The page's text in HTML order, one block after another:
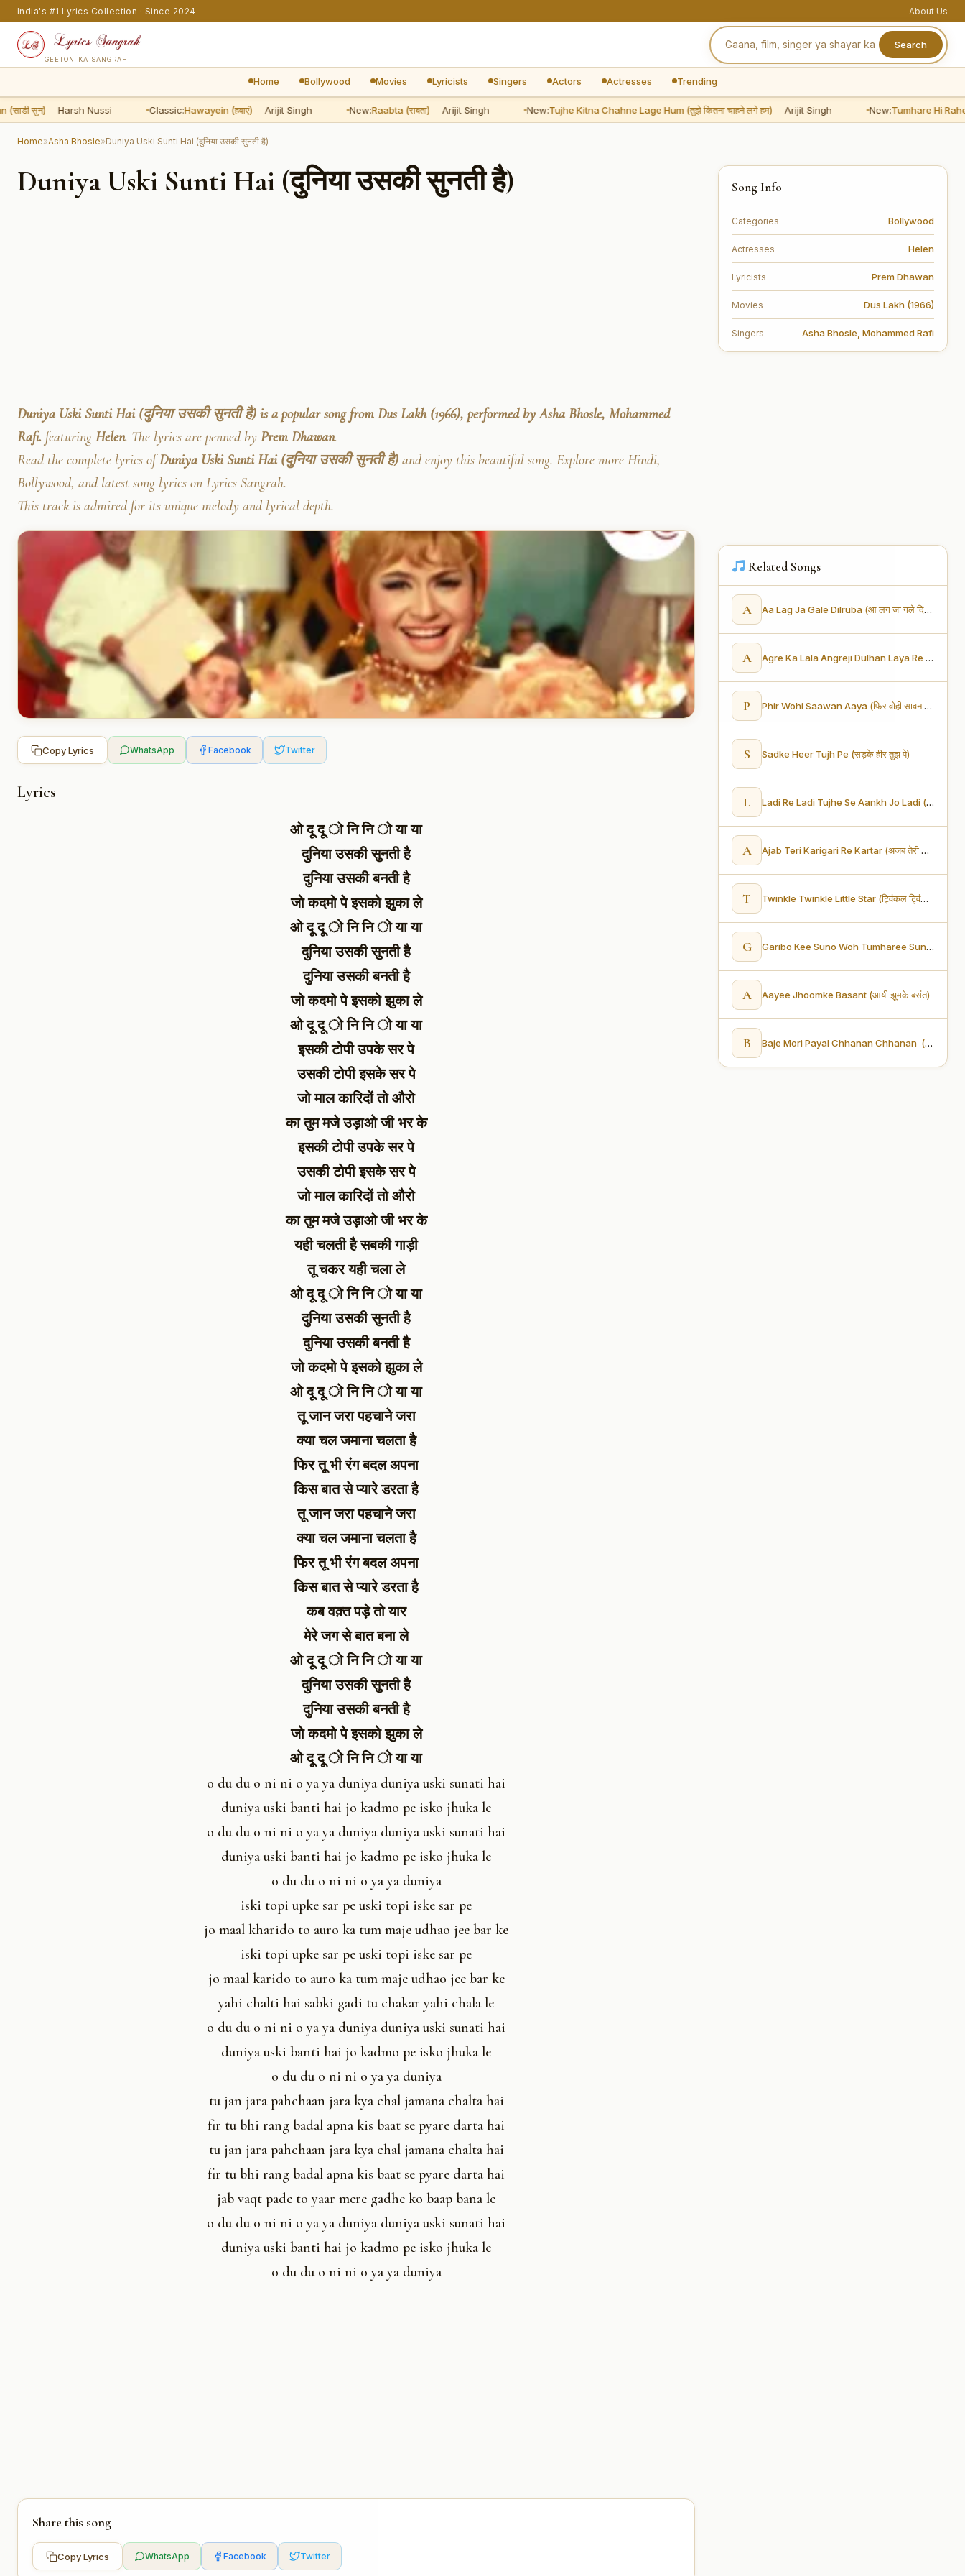
India's #1 Lyrics Collection · Since 2024 About Us
GEETON KA SANGRAH
Search
Home Bollywood Movies Lyricists Singers Actors Actresses Trending
सुन)— Harsh Nussi Classic:Hawayein (हवाएं)— Arijit Singh New:Raabta (राबता)— Arijit Singh New:Tujhe Kitna Chahne Lage Hum (तुझे कितना चाहने लगे हम)— Arijit Singh New:Tumhare Hi Rahenge
Home»Asha Bhosle»Duniya Uski Sunti Hai (दुनिया उसकी सुनती है)
Duniya Uski Sunti Hai (दुनिया उसकी सुनती है)
Duniya Uski Sunti Hai (दुनिया उसकी सुनती है) is a popular song from Dus Lakh (1966), performed by Asha Bhosle, Mohammed
Rafi. featuring Helen. The lyrics are penned by Prem Dhawan.
Read the complete lyrics ofDuniya Uski Sunti Hai (दुनिया उसकी सुनती है) and enjoy this beautiful song. Explore more Hindi,
Bollywood, and latest song lyrics on Lyrics Sangrah.
This track is admired for its unique melody and lyrical depth.
Copy Lyrics WhatsApp Facebook Twitter
Lyrics
ओ दू दू ो नि नि ो या या
दुनिया उसकी सुनती है
दुनिया उसकी बनती है
जो कदमो पे इसको झुका ले
ओ दू दू ो नि नि ो या या
दुनिया उसकी सुनती है
दुनिया उसकी बनती है
जो कदमो पे इसको झुका ले
ओ दू दू ो नि नि ो या या
इसकी टोपी उपके सर पे
उसकी टोपी इसके सर पे
जो माल कारिदों तो औरो
का तुम मजे उड़ाओ जी भर के
इसकी टोपी उपके सर पे
उसकी टोपी इसके सर पे
जो माल कारिदों तो औरो
का तुम मजे उड़ाओ जी भर के
यही चलती है सबकी गाड़ी
तू चकर यही चला ले
ओ दू दू ो नि नि ो या या
दुनिया उसकी सुनती है
दुनिया उसकी बनती है
जो कदमो पे इसको झुका ले
ओ दू दू ो नि नि ो या या
तू जान जरा पहचाने जरा
क्या चल जमाना चलता है
फिर तू भी रंग बदल अपना
किस बात से प्यारे डरता है
तू जान जरा पहचाने जरा
क्या चल जमाना चलता है
फिर तू भी रंग बदल अपना
किस बात से प्यारे डरता है
कब वक़्त पड़े तो यार
मेरे जग से बात बना ले
ओ दू दू ो नि नि ो या या
दुनिया उसकी सुनती है
दुनिया उसकी बनती है
जो कदमो पे इसको झुका ले
ओ दू दू ो नि नि ो या या
o du du o ni ni o ya ya duniya duniya uski sunati hai
duniya uski banti hai jo kadmo pe isko jhuka le
o du du o ni ni o ya ya duniya duniya uski sunati hai
duniya uski banti hai jo kadmo pe isko jhuka le
o du du o ni ni o ya ya duniya
iski topi upke sar pe uski topi iske sar pe
jo maal kharido to auro ka tum maje udhao jee bar ke
iski topi upke sar pe uski topi iske sar pe
jo maal karido to auro ka tum maje udhao jee bar ke
yahi chalti hai sabki gadi tu chakar yahi chala le
o du du o ni ni o ya ya duniya duniya uski sunati hai
duniya uski banti hai jo kadmo pe isko jhuka le
o du du o ni ni o ya ya duniya
tu jan jara pahchaan jara kya chal jamana chalta hai
fir tu bhi rang badal apna kis baat se pyare darta hai
tu jan jara pahchaan jara kya chal jamana chalta hai
fir tu bhi rang badal apna kis baat se pyare darta hai
jab vaqt pade to yaar mere gadhe ko baap bana le
o du du o ni ni o ya ya duniya duniya uski sunati hai
duniya uski banti hai jo kadmo pe isko jhuka le
o du du o ni ni o ya ya duniya
Share this song
Copy Lyrics WhatsApp Facebook Twitter
Song Info
Categories Bollywood
Actresses Helen
Lyricists Prem Dhawan
Movies Dus Lakh (1966)
Singers Asha Bhosle Mohammed Rafi
Related Songs
A Aa Lag Ja Gale Dilruba (आ लग जा गले दिलरूबा)
A Agre Ka Lala Angreji Dulhan Laya Re (आगरे का लाल अंग्रेजी दुल्हन लाया रे)
P Phir Wohi Saawan Aaya (फिर वोही सावन आया)
S Sadke Heer Tujh Pe (सड़के हीर तुझ पे)
L Ladi Re Ladi Tujhe Se Aankh Jo Ladi (लड़ी रे लड़ी तुझसे आँख जो लड़ी)
A Ajab Teri Karigari Re Kartar (अजब तेरी कारीगरी रे करतार)
T Twinkle Twinkle Little Star (ट्विंकल ट्विंकल लिटिल स्टार)
G Garibo Kee Suno Woh Tumharee Sunega (गरीबों की सुनो वह तुम्हारी सुनेगा)
A Aayee Jhoomke Basant (आयी झूमके बसंत)
B Baje Mori Payal Chhanan Chhanan (बजे मोरि पायल चनन चानन)